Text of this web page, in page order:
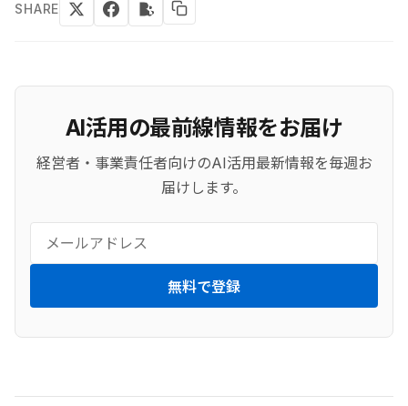
SHARE
AI活用の最前線情報をお届け
経営者・事業責任者向けのAI活用最新情報を毎週お
届けします。
無料で登録